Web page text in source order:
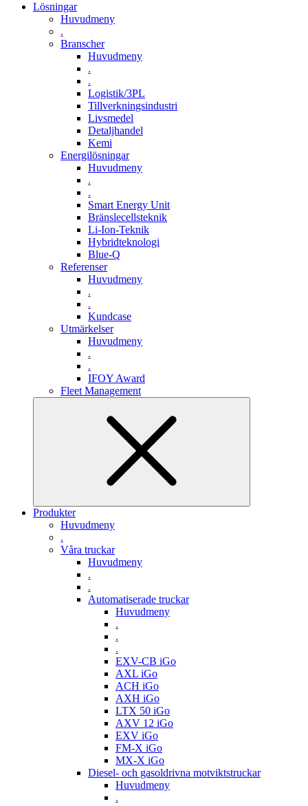
Lösningar
Huvudmeny
.
Branscher
Huvudmeny
.
.
Logistik/3PL
Tillverkningsindustri
Livsmedel
Detaljhandel
Kemi
Energilösningar
Huvudmeny
.
.
Smart Energy Unit
Bränslecellsteknik
Li-Ion-Teknik
Hybridteknologi
Blue-Q
Referenser
Huvudmeny
.
.
Kundcase
Utmärkelser
Huvudmeny
.
.
IFOY Award
Fleet Management
Produkter
Huvudmeny
.
Våra truckar
Huvudmeny
.
.
Automatiserade truckar
Huvudmeny
.
.
.
EXV-CB iGo
AXL iGo
ACH iGo
AXH iGo
LTX 50 iGo
AXV 12 iGo
EXV iGo
FM-X iGo
MX-X iGo
Diesel- och gasoldrivna motviktstruckar
Huvudmeny
.